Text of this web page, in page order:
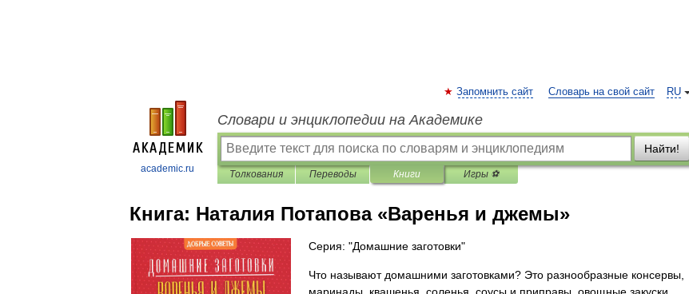
academic.ru
RU
Запомнить сайт Словарь на свой сайт
Словари и энциклопедии на Академике
Найти!
Толкования Переводы Книги Игры ⚽
Книга: Наталия Потапова «Варенья и джемы»
Серия: "Домашние заготовки"
Что называют домашними заготовками? Это разнообразные консервы,